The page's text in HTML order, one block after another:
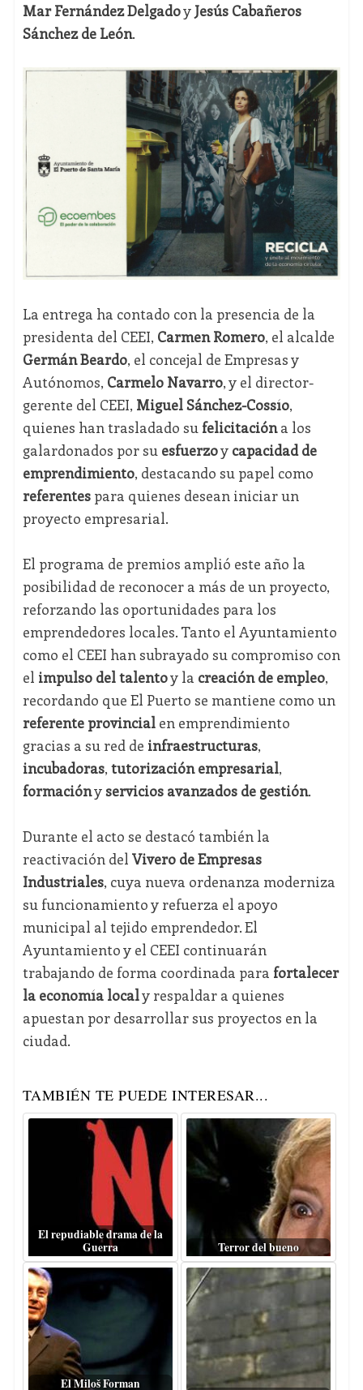
Mar Fernández Delgadoy Jesús Cabañeros
Sánchez de León.
La entrega ha contado con la presencia de la
presidenta del CEEI, Carmen Romero, el alcalde
Germán Beardo, el concejal de Empresas y
Autónomos, Carmelo Navarro, y el director-
gerente del CEEI, Miguel Sánchez-Cossío,
quienes han trasladado su felicitacióna los
galardonados por su esfuerzoy capacidad de
emprendimiento, destacando su papel como
referentespara quienes desean iniciar un
proyecto empresarial.
El programa de premios amplió este año la
posibilidad de reconocer a más de un proyecto,
reforzando las oportunidades para los
emprendedores locales. Tanto el Ayuntamiento
como el CEEI han subrayado su compromiso con
el impulso del talentoy la creación de empleo,
recordando que El Puerto se mantiene como un
referente provincialen emprendimiento
gracias a su red de infraestructuras,
incubadoras, tutorización empresarial,
formaciónyservicios avanzados de gestión.
Durante el acto se destacó también la
reactivación del Vivero de Empresas
Industriales, cuya nueva ordenanza moderniza
su funcionamiento y refuerza el apoyo
municipal al tejido emprendedor. El
Ayuntamiento y el CEEI continuarán
trabajando de forma coordinada para fortalecer
la economía localy respaldar a quienes
apuestan por desarrollar sus proyectos en la
ciudad.
TAMBIÉN TE PUEDE INTERESAR...
El repudiable drama de la
Guerra
Terror del bueno
El Miloš Forman